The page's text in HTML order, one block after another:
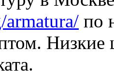
по
Низкие